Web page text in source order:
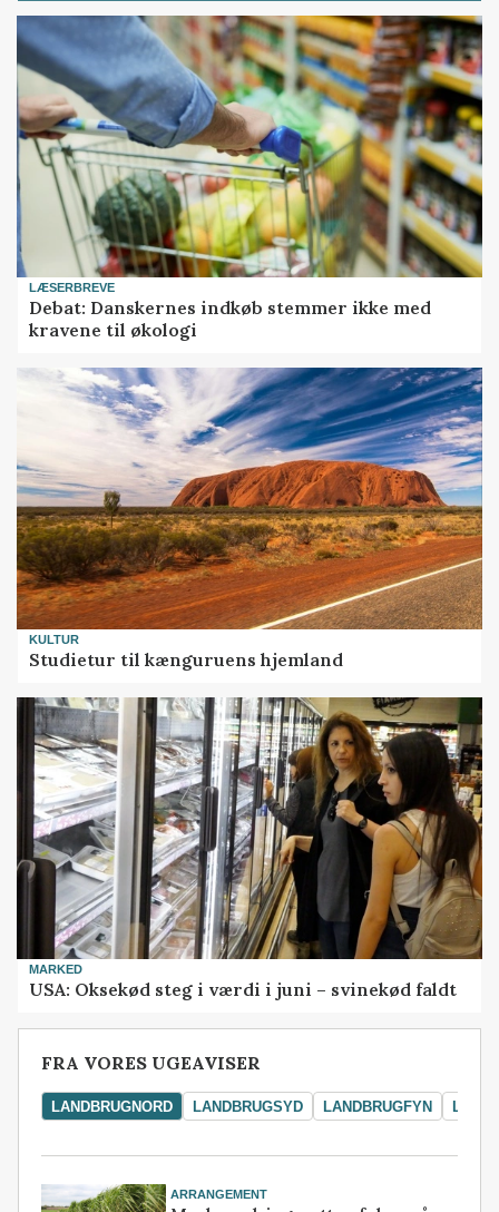
LÆSERBREVE
Debat: Danskernes indkøb stemmer ikke med
kravene til økologi
KULTUR
Studietur til kænguruens hjemland
MARKED
USA: Oksekød steg i værdi i juni – svinekød faldt
FRA VORES UGEAVISER
LANDBRUGNORD LANDBRUGSYD LANDBRUGFYN
ARRANGEMENT